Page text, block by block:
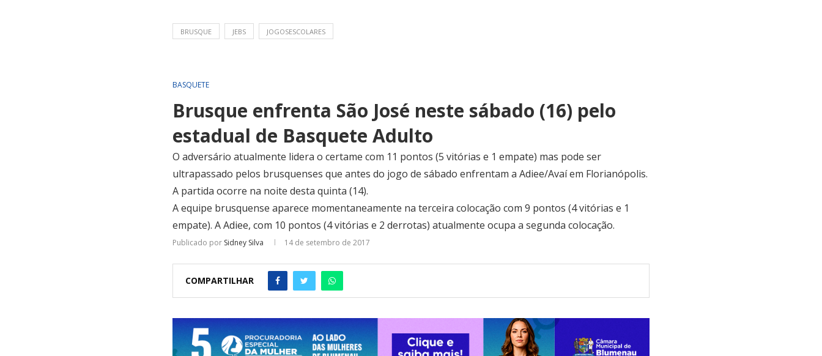
BRUSQUE JEBS JOGOSESCOLARES
BASQUETE
Brusque enfrenta São José neste sábado (16) pelo
estadual de Basquete Adulto
O adversário atualmente lidera o certame com 11 pontos (5 vitórias e 1 empate) mas pode ser
ultrapassado pelos brusquenses que antes do jogo de sábado enfrentam a Adiee/Avaí em Florianópolis.
A partida ocorre na noite desta quinta (14).
A equipe brusquense aparece momentaneamente na terceira colocação com 9 pontos (4 vitórias e 1
empate). A Adiee, com 10 pontos (4 vitórias e 2 derrotas) atualmente ocupa a segunda colocação.
Publicado por Sidney Silva 14 de setembro de 2017
COMPARTILHAR